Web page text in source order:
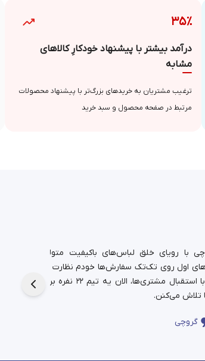
۳۵٪
درآمد بیشتر با پیشنهاد خودکارِ کالاهای
مشابه
ترغیب مشتریان به خریدهای بزرگ‌تر با پیشنهاد محصولات
مرتبط در صفحه محصول و سبد خرید
با رویای خلق لباس‌های باکیفیت متولد شد.
اول روی تک‌تک سفارش‌ها خودم نظارت داشتم،
اما با استقبال مشتری‌ها، الان یه تیم ۲۲ نفره برای این
تلاش می‌کنن.
گروچی